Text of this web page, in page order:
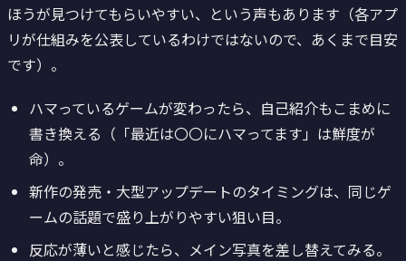
ほうが見つけてもらいやすい、という声もあります（各アプ
リが仕組みを公表しているわけではないので、あくまで目安
です）。
ハマっているゲームが変わったら、自己紹介もこまめに
書き換える（「最近は〇〇にハマってます」は鮮度が
命）。
新作の発売・大型アップデートのタイミングは、同じゲ
ームの話題で盛り上がりやすい狙い目。
反応が薄いと感じたら、メイン写真を差し替えてみる。